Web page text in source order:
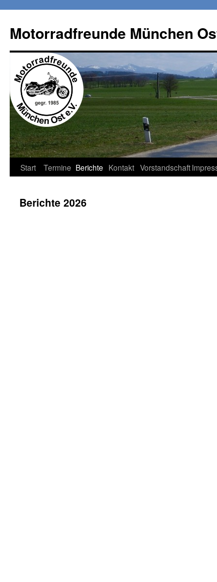
springen
Motorradfreunde München
Start Termine Berichte Kontakt Vorstandschaft
Berichte 2026